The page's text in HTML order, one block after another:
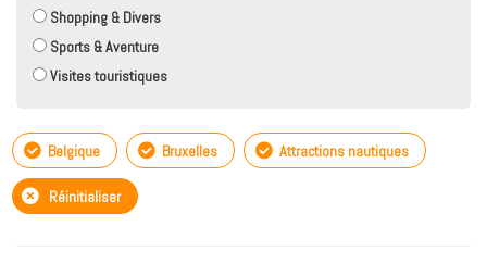
Shopping & Divers
Sports & Aventure
Visites touristiques
Belgique Bruxelles Attractions nautiques
Réinitialiser